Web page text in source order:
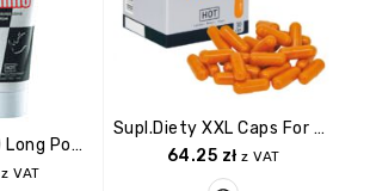
Żel/sprej RHINO Long Power Cream 30ml
z VAT
Supl.diety XXL Caps For Men
64.25 zł z VAT